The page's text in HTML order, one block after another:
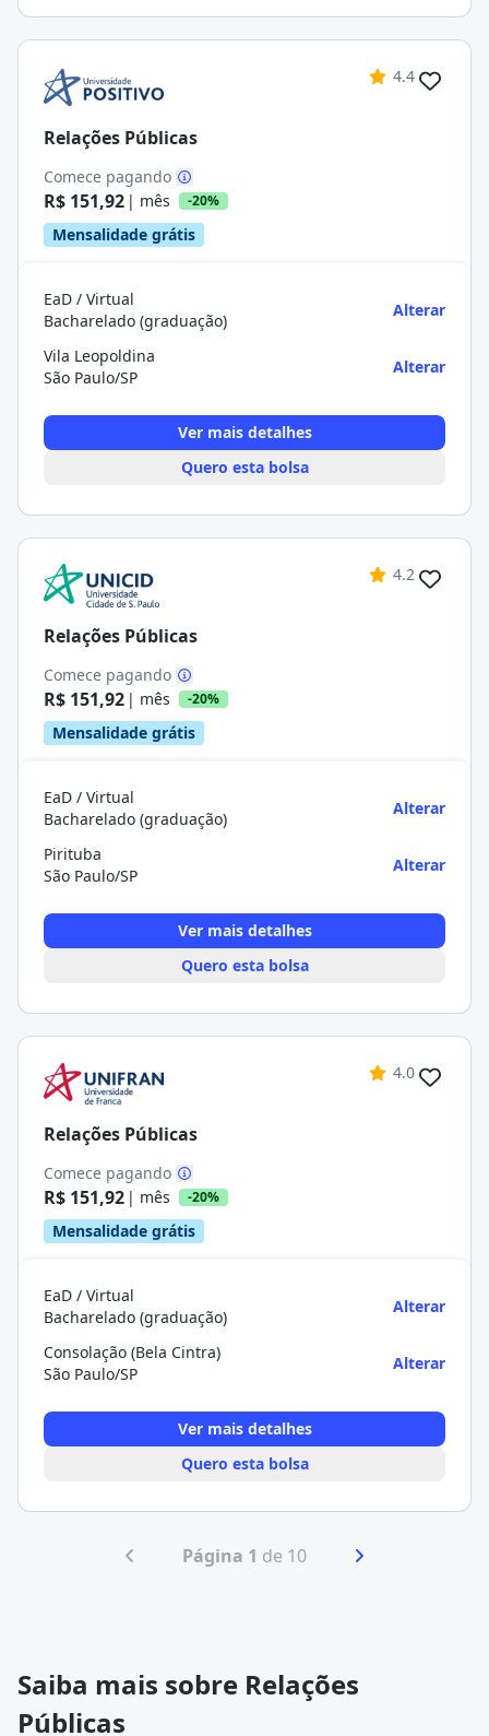
4.4
Relações Públicas
Comece pagando
R$ 151,92 | mês -20%
Mensalidade grátis
EaD / Virtual
Bacharelado (graduação)
Alterar
Vila Leopoldina
São Paulo/SP
Alterar
Ver mais detalhes
Quero esta bolsa
4.2
Relações Públicas
Comece pagando
R$ 151,92 | mês -20%
Mensalidade grátis
EaD / Virtual
Bacharelado (graduação)
Alterar
Pirituba
São Paulo/SP
Alterar
Ver mais detalhes
Quero esta bolsa
4.0
Relações Públicas
Comece pagando
R$ 151,92 | mês -20%
Mensalidade grátis
EaD / Virtual
Bacharelado (graduação)
Alterar
Consolação (Bela Cintra)
São Paulo/SP
Alterar
Ver mais detalhes
Quero esta bolsa
Página 1 de 10
Saiba mais sobre Relações
Públicas